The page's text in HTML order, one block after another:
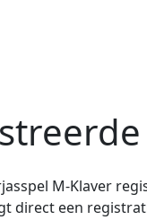
M-Klaver
direct een